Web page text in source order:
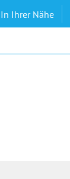
In Ihrer Nähe